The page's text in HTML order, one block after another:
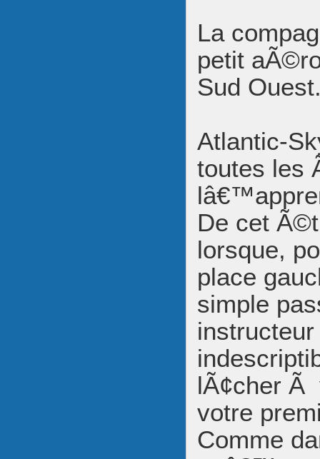
La
petit
Sud
Atlantic-
toutes les
De cet
lorsque,
place
simple
lÃ¢cher Ã
votre
Comme